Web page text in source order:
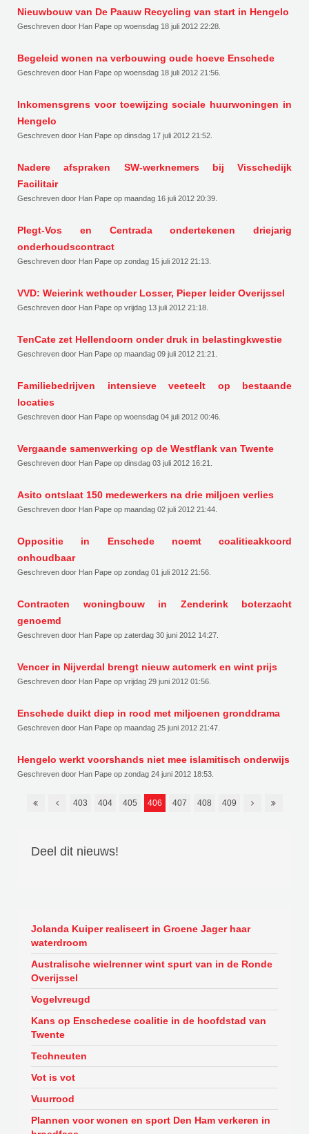
Nieuwbouw van De Paauw Recycling van start in Hengelo
Geschreven door Han Pape op woensdag 18 juli 2012 22:28
Begeleid wonen na verbouwing oude hoeve Enschede
Geschreven door Han Pape op woensdag 18 juli 2012 21:56
Inkomensgrens voor toewijzing sociale huurwoningen in
Hengelo
Geschreven door Han Pape op dinsdag 17 juli 2012 21:52
Nadere afspraken SW-werknemers bij Visschedijk
Facilitair
Geschreven door Han Pape op maandag 16 juli 2012 20:39
Plegt-Vos en Centrada ondertekenen driejarig
onderhoudscontract
Geschreven door Han Pape op zondag 15 juli 2012 21:13
VVD: Weierink wethouder Losser, Pieper leider Overijssel
Geschreven door Han Pape op vrijdag 13 juli 2012 21:18
TenCate zet Hellendoorn onder druk in belastingkwestie
Geschreven door Han Pape op maandag 09 juli 2012 21:21
Familiebedrijven intensieve veeteelt op bestaande
locaties
Geschreven door Han Pape op woensdag 04 juli 2012 00:46
Vergaande samenwerking op de Westflank van Twente
Geschreven door Han Pape op dinsdag 03 juli 2012 16:21
Asito ontslaat 150 medewerkers na drie miljoen verlies
Geschreven door Han Pape op maandag 02 juli 2012 21:44
Oppositie in Enschede noemt coalitieakkoord
onhoudbaar
Geschreven door Han Pape op zondag 01 juli 2012 21:56
Contracten woningbouw in Zenderink boterzacht
genoemd
Geschreven door Han Pape op zaterdag 30 juni 2012 14:27
Vencer in Nijverdal brengt nieuw automerk en wint prijs
Geschreven door Han Pape op vrijdag 29 juni 2012 01:56
Enschede duikt diep in rood met miljoenen gronddrama
Geschreven door Han Pape op maandag 25 juni 2012 21:47
Hengelo werkt voorshands niet mee islamitisch onderwijs
Geschreven door Han Pape op zondag 24 juni 2012 18:53
403 404 405 406 407 408 409
Deel dit nieuws!
Jolanda Kuiper realiseert in Groene Jager haar
waterdroom
Australische wielrenner wint spurt van in de Ronde
Overijssel
Vogelvreugd
Kans op Enschedese coalitie in de hoofdstad van
Twente
Techneuten
Vot is vot
Vuurrood
Plannen voor wonen en sport Den Ham verkeren in